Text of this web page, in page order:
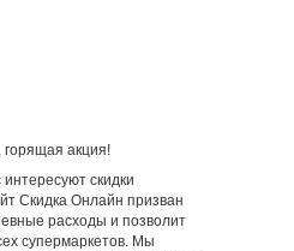
акция!
скидки
Скидка Онлайн призван
расходы и позволит
супермаркетов. Мы